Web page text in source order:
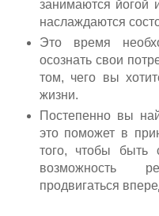
занимаются йогой
наслаждаются
Это время
осознать свои
том, чего вы
жизни.
Постепенно вы
это поможет в
того, чтобы быть
возможность
продвигаться